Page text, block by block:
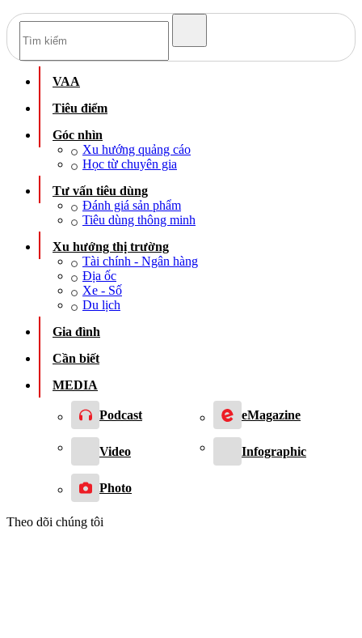
VAA
Tiêu điểm
Góc nhìn
Xu hướng quảng cáo
Học từ chuyên gia
Tư vấn tiêu dùng
Đánh giá sản phẩm
Tiêu dùng thông minh
Xu hướng thị trường
Tài chính - Ngân hàng
Địa ốc
Xe - Số
Du lịch
Gia đình
Cần biết
MEDIA
Podcast eMagazine
Video Infographic
Photo
Theo dõi chúng tôi